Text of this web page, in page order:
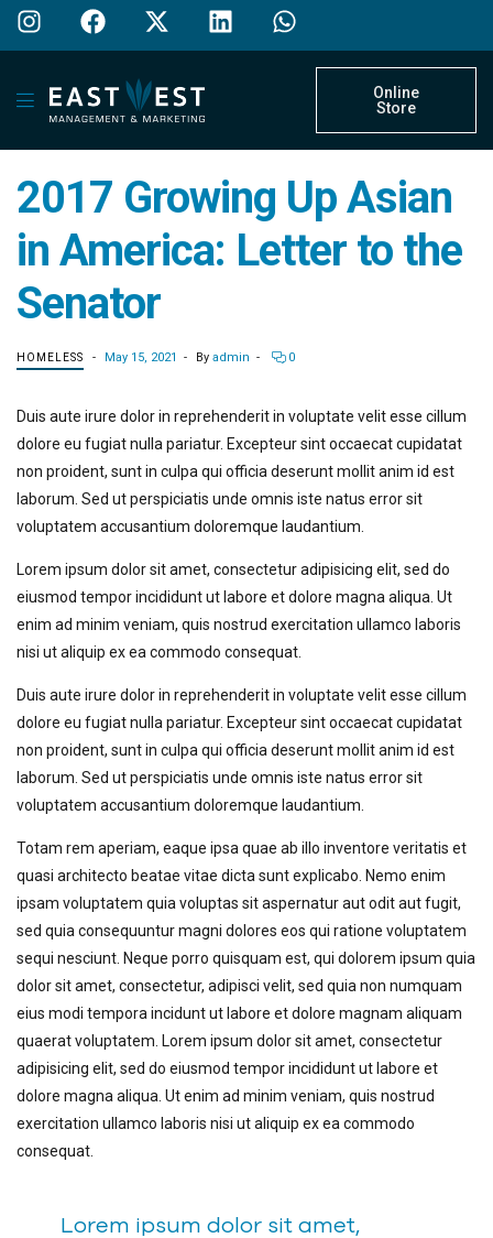
Online
Store
2017 Growing Up Asian
in America: Letter to the
Senator
HOMELESS May 15, 2021 By admin 0
Duis aute irure dolor in reprehenderit in voluptate velit esse cillum
dolore eu fugiat nulla pariatur. Excepteur sint occaecat cupidatat
non proident, sunt in culpa qui officia deserunt mollit anim id est
laborum. Sed ut perspiciatis unde omnis iste natus error sit
voluptatem accusantium doloremque laudantium.
Lorem ipsum dolor sit amet, consectetur adipisicing elit, sed do
eiusmod tempor incididunt ut labore et dolore magna aliqua. Ut
enim ad minim veniam, quis nostrud exercitation ullamco laboris
nisi ut aliquip ex ea commodo consequat.
Duis aute irure dolor in reprehenderit in voluptate velit esse cillum
dolore eu fugiat nulla pariatur. Excepteur sint occaecat cupidatat
non proident, sunt in culpa qui officia deserunt mollit anim id est
laborum. Sed ut perspiciatis unde omnis iste natus error sit
voluptatem accusantium doloremque laudantium.
Totam rem aperiam, eaque ipsa quae ab illo inventore veritatis et
quasi architecto beatae vitae dicta sunt explicabo. Nemo enim
ipsam voluptatem quia voluptas sit aspernatur aut odit aut fugit,
sed quia consequuntur magni dolores eos qui ratione voluptatem
sequi nesciunt. Neque porro quisquam est, qui dolorem ipsum quia
dolor sit amet, consectetur, adipisci velit, sed quia non numquam
eius modi tempora incidunt ut labore et dolore magnam aliquam
quaerat voluptatem. Lorem ipsum dolor sit amet, consectetur
adipisicing elit, sed do eiusmod tempor incididunt ut labore et
dolore magna aliqua. Ut enim ad minim veniam, quis nostrud
exercitation ullamco laboris nisi ut aliquip ex ea commodo
consequat.
Lorem ipsum dolor sit amet,